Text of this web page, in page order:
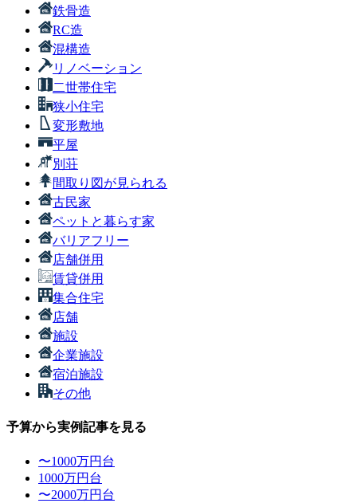
鉄骨造
RC造
混構造
リノベーション
二世帯住宅
狭小住宅
変形敷地
平屋
別荘
間取り図が見られる
古民家
ペットと暮らす家
バリアフリー
店舗併用
賃貸併用
集合住宅
店舗
施設
企業施設
宿泊施設
その他
予算から実例記事を見る
〜1000万円台
1000万円台
〜2000万円台